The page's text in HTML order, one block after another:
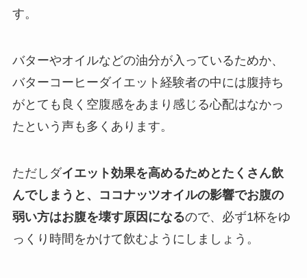
す。
バターやオイルなどの油分が入っているためか、
バターコーヒーダイエット経験者の中には腹持ち
がとても良く空腹感をあまり感じる心配はなかっ
たという声も多くあります。
ただしダイエット効果を高めるためとたくさん飲
んでしまうと、ココナッツオイルの影響でお腹の
弱い方はお腹を壊す原因になるので、必ず1杯をゆ
っくり時間をかけて飲むようにしましょう。